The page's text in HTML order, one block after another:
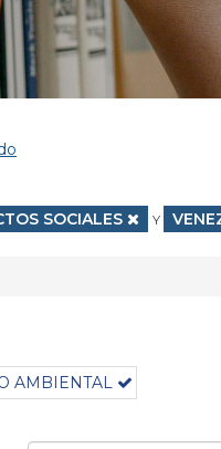
filtroSOCIALES Y
AMBIENTAL